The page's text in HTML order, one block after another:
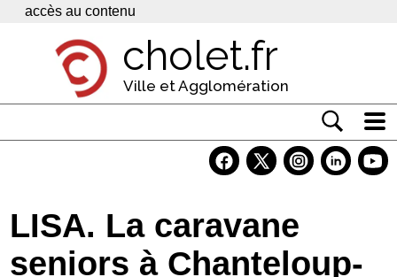
Panneau de gestion des cookies
accès au contenu
cholet.fr
Ville et Agglomération
Economie
Services
LISA. La caravane
seniors à Chanteloup-